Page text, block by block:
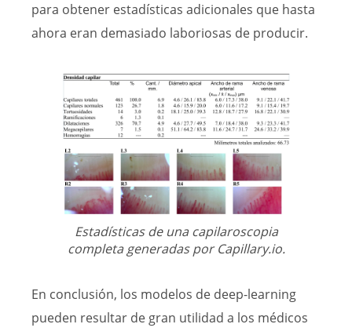
para obtener estadísticas adicionales que hasta
ahora eran demasiado laboriosas de producir.
Estadísticas de una capilaroscopia
completa generadas por Capillary.io.
En conclusión, los modelos de deep-learning
pueden resultar de gran utilidad a los médicos